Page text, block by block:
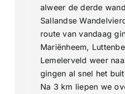
alweer de derde
Sallandse
route van vandaag
Mariënheem,
Lemelerveld weer
gingen al snel het
Na 3 km liepen we